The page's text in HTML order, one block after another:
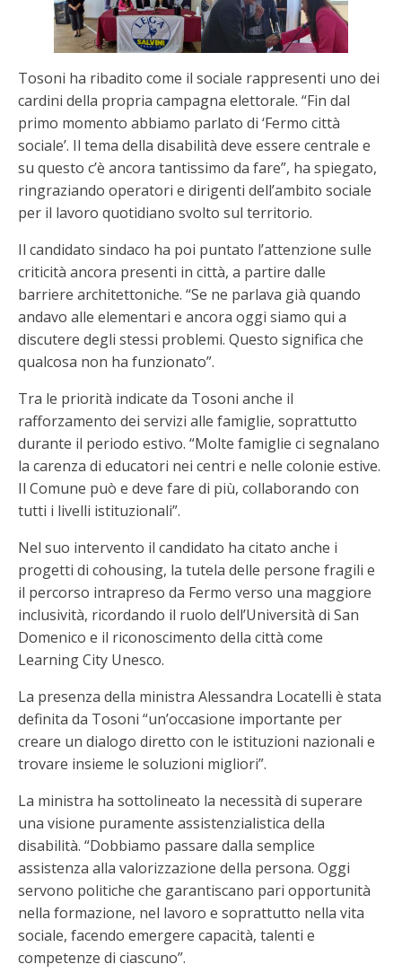
Tosoni ha ribadito come il sociale rappresenti uno dei
cardini della propria campagna elettorale. “Fin dal
primo momento abbiamo parlato di ‘Fermo città
sociale’. Il tema della disabilità deve essere centrale e
su questo c’è ancora tantissimo da fare”, ha spiegato,
ringraziando operatori e dirigenti dell’ambito sociale
per il lavoro quotidiano svolto sul territorio.
Il candidato sindaco ha poi puntato l’attenzione sulle
criticità ancora presenti in città, a partire dalle
barriere architettoniche. “Se ne parlava già quando
andavo alle elementari e ancora oggi siamo qui a
discutere degli stessi problemi. Questo significa che
qualcosa non ha funzionato”.
Tra le priorità indicate da Tosoni anche il
rafforzamento dei servizi alle famiglie, soprattutto
durante il periodo estivo. “Molte famiglie ci segnalano
la carenza di educatori nei centri e nelle colonie estive.
Il Comune può e deve fare di più, collaborando con
tutti i livelli istituzionali”.
Nel suo intervento il candidato ha citato anche i
progetti di cohousing, la tutela delle persone fragili e
il percorso intrapreso da Fermo verso una maggiore
inclusività, ricordando il ruolo dell’Università di San
Domenico e il riconoscimento della città come
Learning City Unesco.
La presenza della ministra Alessandra Locatelli è stata
definita da Tosoni “un’occasione importante per
creare un dialogo diretto con le istituzioni nazionali e
trovare insieme le soluzioni migliori”.
La ministra ha sottolineato la necessità di superare
una visione puramente assistenzialistica della
disabilità. “Dobbiamo passare dalla semplice
assistenza alla valorizzazione della persona. Oggi
servono politiche che garantiscano pari opportunità
nella formazione, nel lavoro e soprattutto nella vita
sociale, facendo emergere capacità, talenti e
competenze di ciascuno”.